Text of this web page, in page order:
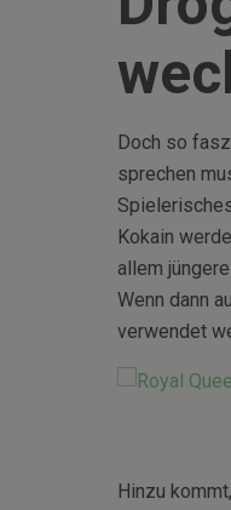
Doch so
sprechen
Kokain
allem
Wenn dann
verwendet
Hinzu